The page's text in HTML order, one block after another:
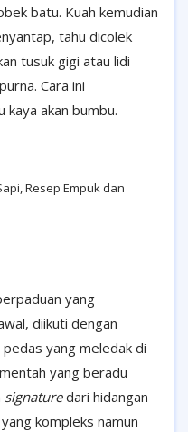
batu. Kuah kemudian
tahu dicolek
tusuk gigi atau lidi
Cara ini
akan bumbu.
Resep Empuk dan
yang
diikuti dengan
yang meledak di
yang beradu
signaturedari hidangan
kompleks namun